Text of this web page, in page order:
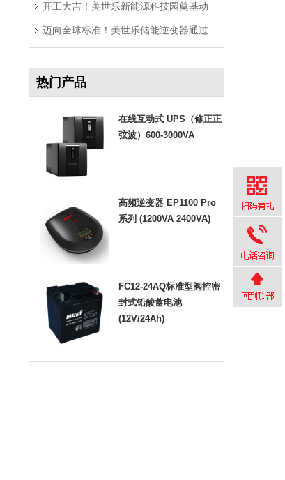
绿色能源新图景
开工大吉！美世乐新能源科技园奠基动
工，迈向全球绿色智造新征程
迈向全球标准！美世乐储能逆变器通过
热门产品
在线互动式 UPS（修正正
弦波）600-3000VA
高频逆变器 EP1100 Pro
系列 (1200VA 2400VA)
FC12-24AQ标准型阀控密
封式铅酸蓄电池
(12V/24Ah)